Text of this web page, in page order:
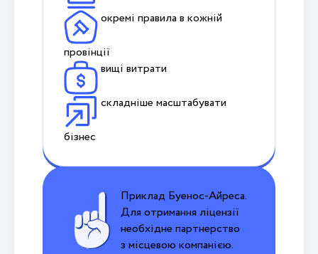
окремі правила в кожній
провінції
вищі витрати
складніше масштабувати
бізнес
Приклад Буенос-Айреса.
Для отримання ліцензії
необхідне партнерство
з місцевою компанією.